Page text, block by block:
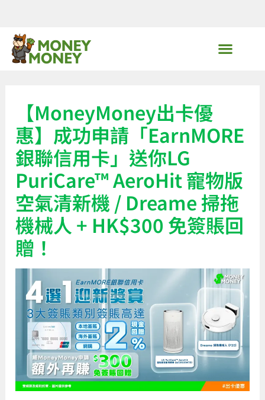
Skip
content
【MoneyMoney出卡優
惠】成功申請「EarnMORE
銀聯信用卡」送你LG
PuriCare™ AeroHit 寵物版
空氣清新機 / Dreame 掃拖
機械人 + HK$300 免簽賬回
贈！